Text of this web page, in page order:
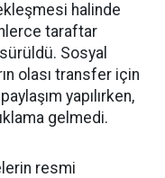
halinde
taraftar
Sosyal
olası transfer için
yapılırken,
gelmedi.
resmi